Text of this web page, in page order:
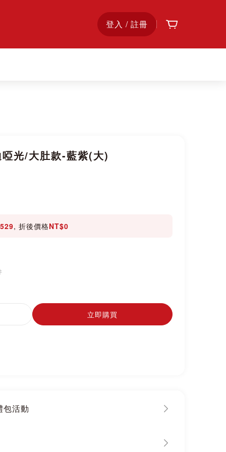
登入 / 註冊
啞光/大肚款-藍紫(大)
529, 折後價格NT$0
立即購買
活動